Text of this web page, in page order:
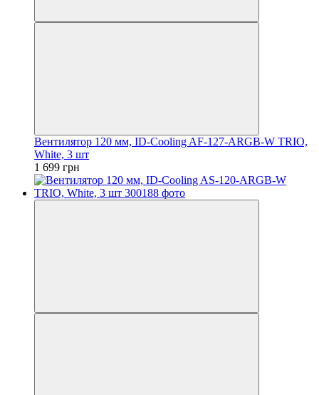
Вентилятор 120 мм, ID-Cooling AF-127-ARGB-W TRIO,
White, 3 шт
1 699 грн